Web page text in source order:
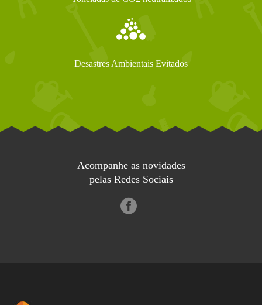
Desastres Ambientais Evitados
Acompanhe as novidades
pelas Redes Sociais